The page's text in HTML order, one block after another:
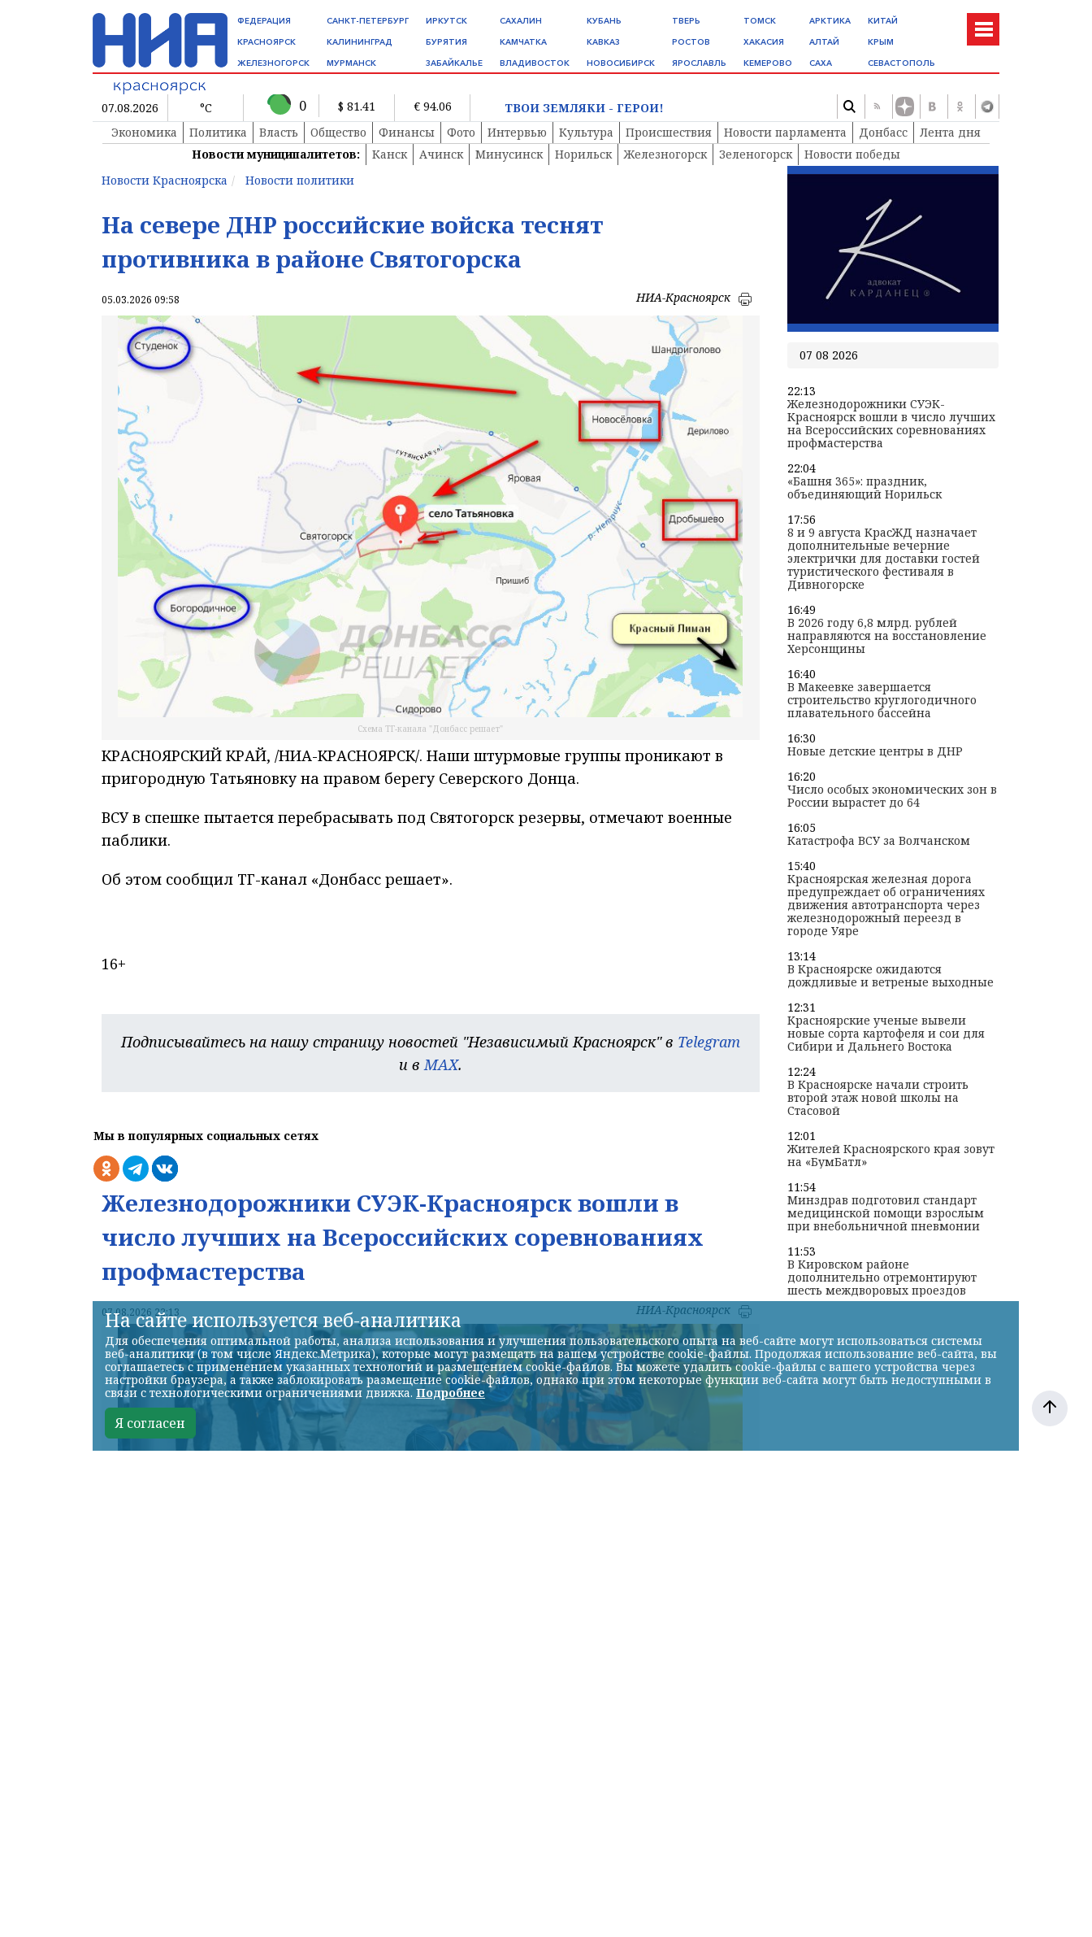
ФЕДЕРАЦИЯ
КРАСНОЯРСК
ЖЕЛЕЗНОГОРСК
САНКТ-ПЕТЕРБУРГ
КАЛИНИНГРАД
МУРМАНСК
ИРКУТСК
БУРЯТИЯ
ЗАБАЙКАЛЬЕ
САХАЛИН
КАМЧАТКА
ВЛАДИВОСТОК
КУБАНЬ
КАВКАЗ
НОВОСИБИРСК
ТВЕРЬ
РОСТОВ
ЯРОСЛАВЛЬ
ТОМСК
ХАКАСИЯ
КЕМЕРОВО
АРКТИКА
АЛТАЙ
САХА
КИТАЙ
КРЫМ
СЕВАСТОПОЛЬ
07.08.2026 °C 0 $ 81.41 € 94.06
ТВОИ ЗЕМЛЯКИ - ГЕРОИ!
Экономика
Политика Власть Общество Финансы Фото Интервью Культура Происшествия Новости парламента Донбасс
Лента дня
Новости муниципалитетов:
Канск Ачинск Минусинск Норильск Железногорск Зеленогорск
Новости победы
Новости Красноярска
Новости политики
На севере ДНР российские войска теснят
противника в районе Святогорска
05.03.2026 09:58 НИА-Красноярск
Схема ТГ-канала "Донбасс решает"
КРАСНОЯРСКИЙ КРАЙ, /НИА-КРАСНОЯРСК/. Наши штурмовые группы проникают в
пригородную Татьяновку на правом берегу Северского Донца.
ВСУ в спешке пытается перебрасывать под Святогорск резервы, отмечают военные
паблики.
Об этом сообщил ТГ-канал «Донбасс решает».
16+
Подписывайтесь на нашу страницу новостей "Независимый Красноярск" в Telegram
и вMAX.
Мы в популярных социальных сетях
Железнодорожники СУЭК-Красноярск вошли в
число лучших на Всероссийских соревнованиях
профмастерства
07.08.2026 22:13 НИА-Красноярск
07 08 2026
22:13
Железнодорожники СУЭК-
Красноярск вошли в число лучших
на Всероссийских соревнованиях
профмастерства
22:04
«Башня 365»: праздник,
объединяющий Норильск
17:56
8 и 9 августа КрасЖД назначает
дополнительные вечерние
электрички для доставки гостей
туристического фестиваля в
Дивногорске
16:49
В 2026 году 6,8 млрд. рублей
направляются на восстановление
Херсонщины
16:40
В Макеевке завершается
строительство круглогодичного
плавательного бассейна
16:30
Новые детские центры в ДНР
16:20
Число особых экономических зон в
России вырастет до 64
16:05
Катастрофа ВСУ за Волчанском
15:40
Красноярская железная дорога
предупреждает об ограничениях
движения автотранспорта через
железнодорожный переезд в
городе Уяре
13:14
В Красноярске ожидаются
дождливые и ветреные выходные
12:31
Красноярские ученые вывели
новые сорта картофеля и сои для
Сибири и Дальнего Востока
12:24
В Красноярске начали строить
второй этаж новой школы на
Стасовой
12:01
Жителей Красноярского края зовут
на «БумБатл»
11:54
Минздрав подготовил стандарт
медицинской помощи взрослым
при внебольничной пневмонии
11:53
В Кировском районе
дополнительно отремонтируют
шесть междворовых проездов
На сайте используется веб-аналитика
Для обеспечения оптимальной работы, анализа использования и улучшения пользовательского опыта на веб-сайте могут использоваться системы
веб-аналитики (в том числе Яндекс.Метрика), которые могут размещать на вашем устройстве cookie-файлы. Продолжая использование веб-сайта, вы
соглашаетесь с применением указанных технологий и размещением cookie-файлов. Вы можете удалить cookie-файлы с вашего устройства через
настройки браузера, а также заблокировать размещение cookie-файлов, однако при этом некоторые функции веб-сайта могут быть недоступными в
связи с технологическими ограничениями движка. Подробнее
Я согласен